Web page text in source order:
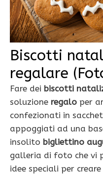
Biscotti
regalare
Fare dei biscotti
soluzione regalo per
confezionati in
appoggiati ad una
insolito bigliettino
galleria di foto che vi
idee speciali per creare